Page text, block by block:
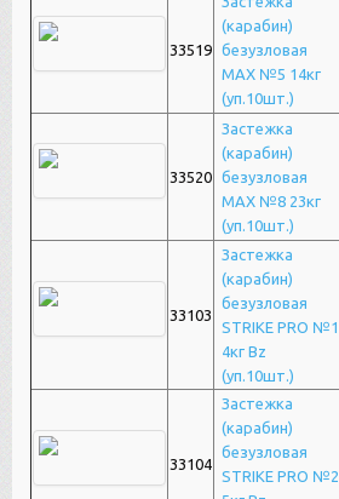
33519
(карабин)
безузловая
MAX №5 14кг
(уп.10шт.)
33520
Застежка
(карабин)
безузловая
MAX №8 23кг
(уп.10шт.)
33103
Застежка
(карабин)
безузловая
STRIKE PRO №1
4кг Bz
(уп.10шт.)
33104
Застежка
(карабин)
безузловая
STRIKE PRO №2